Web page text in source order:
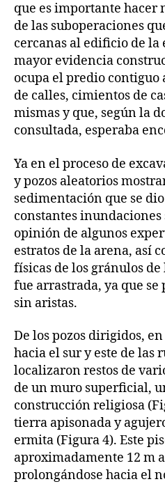
que es importante hacer
de las suboperaciones
cercanas al edificio de
mayor evidencia
ocupa el predio contiguo
de calles, cimientos de
mismas y que, según la
consultada, esperaba
Ya en el proceso de
y pozos aleatorios
sedimentación que se
constantes
opinión de algunos
estratos de la arena, así
físicas de los gránulos
fue arrastrada, ya que
sin aristas.
De los pozos dirigidos,
hacia el sur y este de las
localizaron restos de
de un muro superficial,
construcción religiosa
tierra apisonada y
ermita (Figura 4). Este
aproximadamente 12 m
prolongándose hacia el